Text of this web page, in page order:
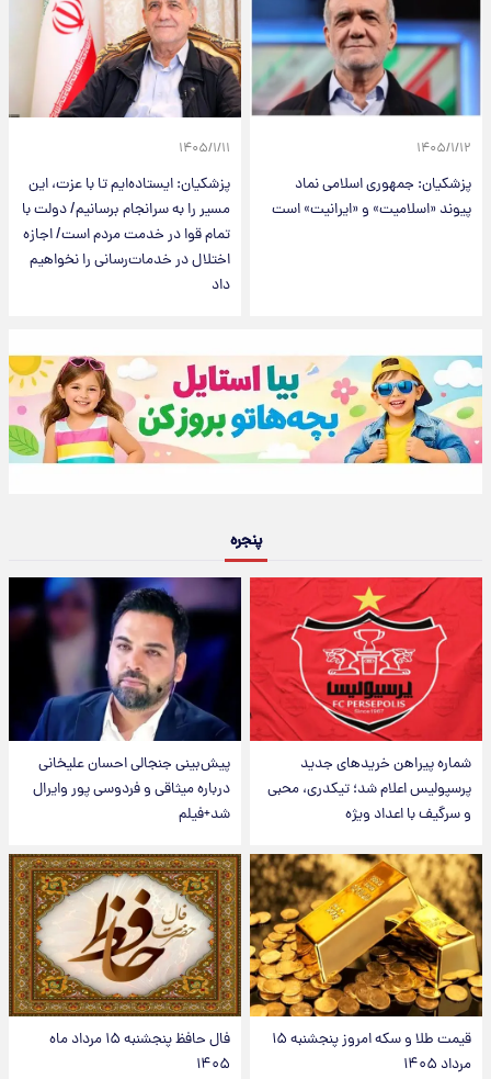
۱۴۰۵/۱/۱۲
پزشکیان: جمهوری اسلامی نماد
پیوند «اسلامیت» و «ایرانیت» است
۱۴۰۵/۱/۱۱
پزشکیان: ایستاده‌ایم تا با عزت، این
مسیر را به سرانجام برسانیم/ دولت با
تمام قوا در خدمت مردم است/ اجازه
اختلال در خدمات‌رسانی را نخواهیم
داد
پنجره
شماره پیراهن خریدهای جدید
پرسپولیس اعلام شد؛ تیکدری، محبی
و سرگیف با اعداد ویژه
پیش‌بینی جنجالی احسان علیخانی
درباره میثاقی و فردوسی پور وایرال
شد+فیلم
قیمت طلا و سکه امروز پنجشنبه ۱۵
مرداد ۱۴۰۵
فال حافظ پنجشنبه ۱۵ مرداد ماه
۱۴۰۵